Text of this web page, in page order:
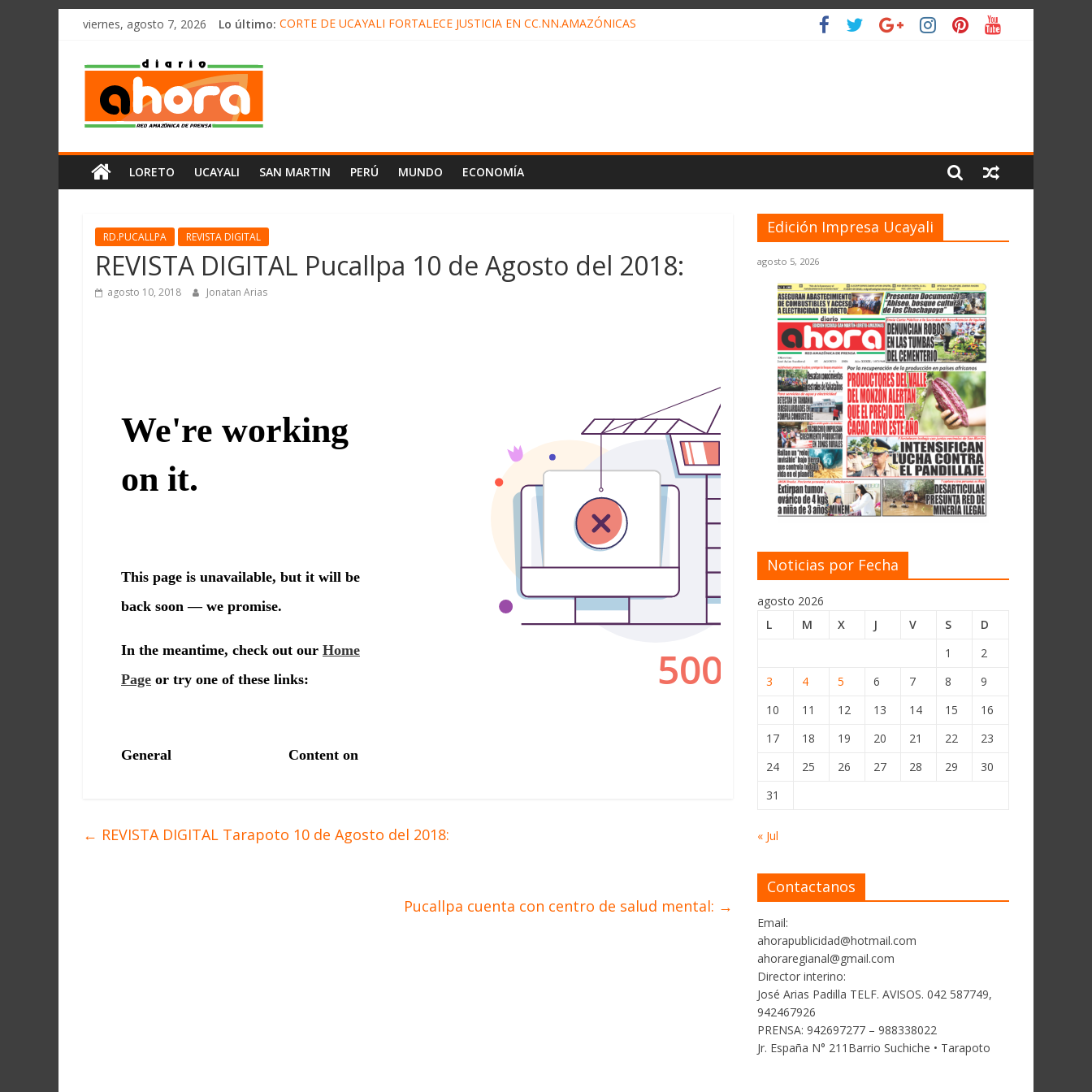
олимп казино
Saltarviernes, agosto 7, 2026 Lo último: CORTE DE UCAYALI FORTALECE JUSTICIA EN CC.NN.AMAZÓNICAS
Diario
Ahora
Cadena
Amazónica
de
Noticias
del
Perú,
Mundo
LORETO UCAYALI SAN MARTIN PERÚ MUNDO ECONOMÍA
RD.PUCALLPA REVISTA DIGITAL
REVISTA DIGITAL Pucallpa 10 de Agosto del 2018:
agosto 10, 2018 Jonatan Arias
← REVISTA DIGITAL Tarapoto 10 de Agosto del 2018:
Pucallpa cuenta con centro de salud mental: →
Edición Impresa Ucayali
agosto 5, 2026
Noticias por Fecha
agosto 2026
L
M X J V S
D
1
2
3
4 5 6 7 8
9
10
11 12 13 14 15
16
17
18 19 20 21 22
23
24
25 26 27 28 29
30
31
« Jul
Contactanos
Email:
ahorapublicidad@hotmail.com
ahoraregianal@gmail.com
Director interino:
José Arias Padilla TELF. AVISOS. 042 587749,
942467926
PRENSA: 942697277 – 988338022
Jr. España N° 211Barrio Suchiche • Tarapoto